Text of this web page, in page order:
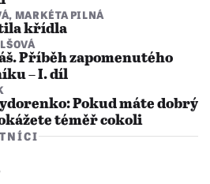
, MARKÉTA PILNÁ
křídla
Příběh zapomenutého
– I. díl
Pokud máte dobrý
téměř cokoli